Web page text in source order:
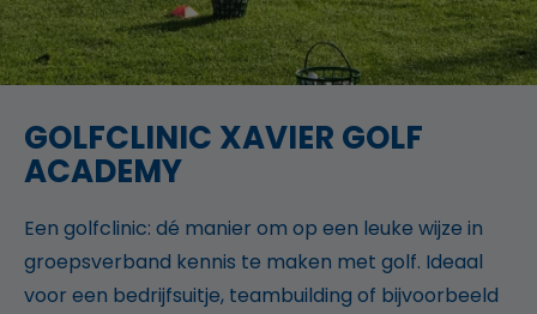
GOLFCLINIC XAVIER GOLF
ACADEMY
Een golfclinic: dé manier om op een leuke wijze in
groepsverband kennis te maken met golf. Ideaal
voor een bedrijfsuitje, teambuilding of bijvoorbeeld